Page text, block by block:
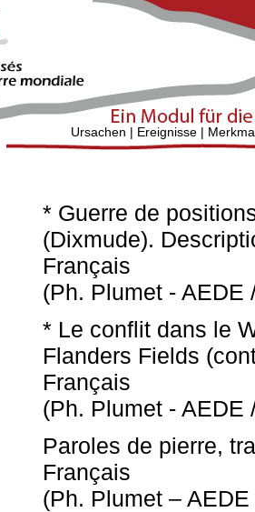
Ursachen | Ereignisse |
* Guerre de
(Dixmude).
Français
(Ph. Plumet - AEDE
* Le conflit dans le
Flanders Fields
Français
(Ph. Plumet - AEDE
Paroles de pierre,
Français
(Ph. Plumet –